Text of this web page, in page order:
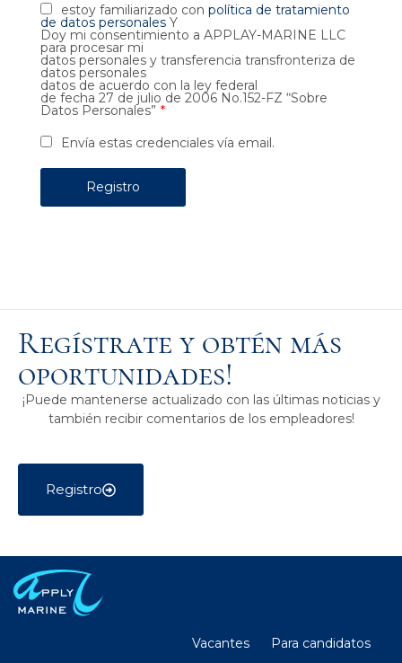
estoy familiarizado con política de tratamiento
de datos personalesY
Doy mi consentimiento a APPLAY-MARINE LLC
para procesar mi
datos personales y transferencia transfronteriza de
datos personales
datos de acuerdo con la ley federal
de fecha 27 de julio de 2006 No.152-FZ “Sobre
Datos Personales” *
Envía estas credenciales vía email.
Regístrate y obtén más
oportunidades!
¡Puede mantenerse actualizado con las últimas noticias y
también recibir comentarios de los empleadores!
Registro
Vacantes Para candidatos